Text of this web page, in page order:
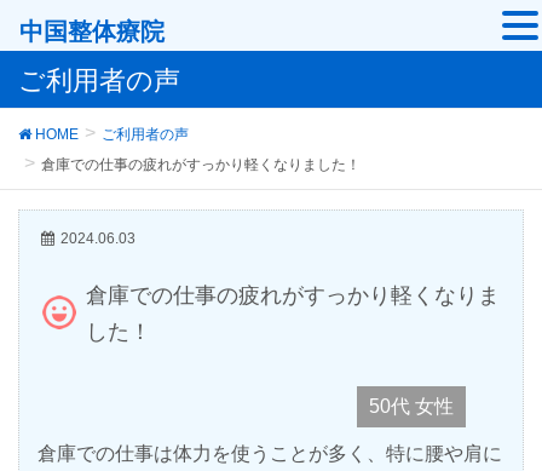
ご利用者の声
HOME
ご利用者の声
倉庫での仕事の疲れがすっかり軽くなりました！
2024.06.03
倉庫での仕事の疲れがすっかり軽くなりま
した！
50代 女性
倉庫での仕事は体力を使うことが多く、特に腰や肩に
中国整体療院